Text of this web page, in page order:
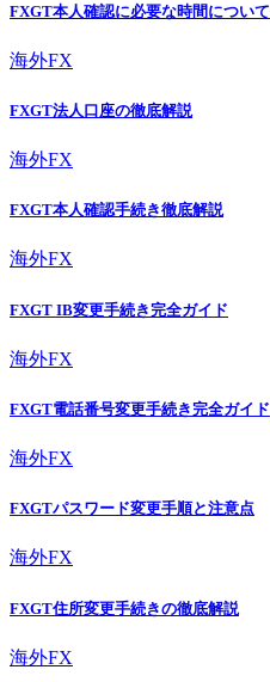
FXGT本人確認に必要な時間について
海外FX
FXGT法人口座の徹底解説
海外FX
FXGT本人確認手続き徹底解説
海外FX
FXGT IB変更手続き完全ガイド
海外FX
FXGT電話番号変更手続き完全ガイド
海外FX
FXGTパスワード変更手順と注意点
海外FX
FXGT住所変更手続きの徹底解説
海外FX